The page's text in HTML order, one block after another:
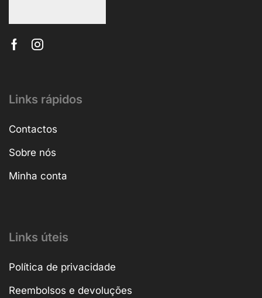
Links rápidos
Contactos
Sobre nós
Minha conta
Links úteis
Política de privacidade
Reembolsos e devoluções